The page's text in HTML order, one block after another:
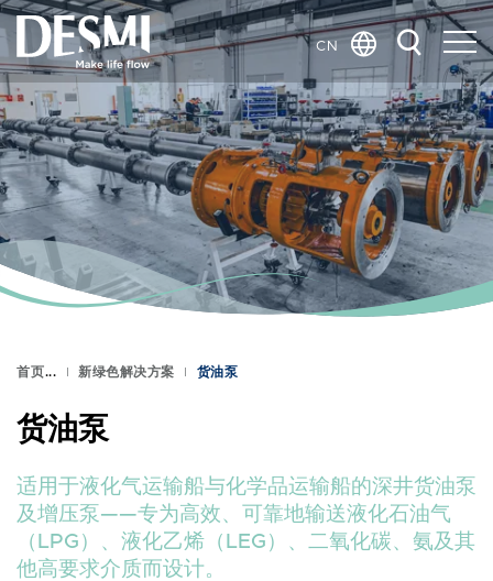
CN
Global
Danish
Dutch
French
German
Italian
Korean
首页 新绿色解决方案 货油泵
货油泵
适用于液化气运输船与化学品运输船的深井货油泵
及增压泵——专为高效、可靠地输送液化石油气
（LPG）、液化乙烯（LEG）、二氧化碳、氨及其
他高要求介质而设计。